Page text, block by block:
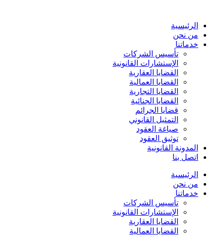
content الرئيسية
من نحن
خدماتنا
تأسيس الشركات
الإستشارات القانونية
القضايا العقارية
القضايا العمالية
القضايا التجارية
القضايا الجنائية
قضايا الجرائم
التمثيل القانوني
صياغة العقود
توثيق العقود
المدونة القانونية
اتصل بنا
الرئيسية
من نحن
خدماتنا
تأسيس الشركات
الإستشارات القانونية
القضايا العقارية
القضايا العمالية